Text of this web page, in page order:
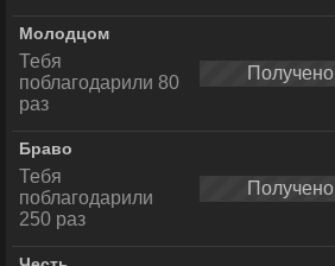
Молодцом
Тебя
поблагодарили 80
раз
Получено
Браво
Тебя
поблагодарили
250 раз
Получено